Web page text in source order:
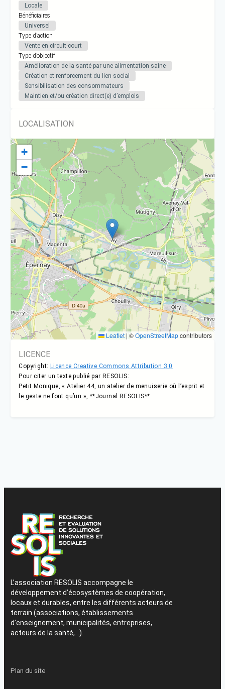
Locale
Bénéficiaires
Universel
Type d’action
Vente en circuit-court
Type d’objectif
Amélioration de la santé par une alimentation saine
Création et renforcement du lien social
Sensibilisation des consommateurs
Maintien et/ou création direct(e) d’emplois
LOCALISATION
+
−
Leaflet | ©OpenStreetMapcontributors
LICENCE
Copyright: Licence Creative Commons Attribution 3.0
Pour citer un texte publié par RESOLIS:
Petit Monique, « Atelier 44, un atelier de menuiserie où l’esprit et
le geste ne font qu’un », **Journal RESOLIS**
L’association RESOLIS accompagne le
développement d’écosystèmes de coopération,
locaux et durables, entre les différents acteurs de
terrain (associations, établissements
d’enseignement, municipalités, entreprises,
acteurs de la santé,…).
Plan du site